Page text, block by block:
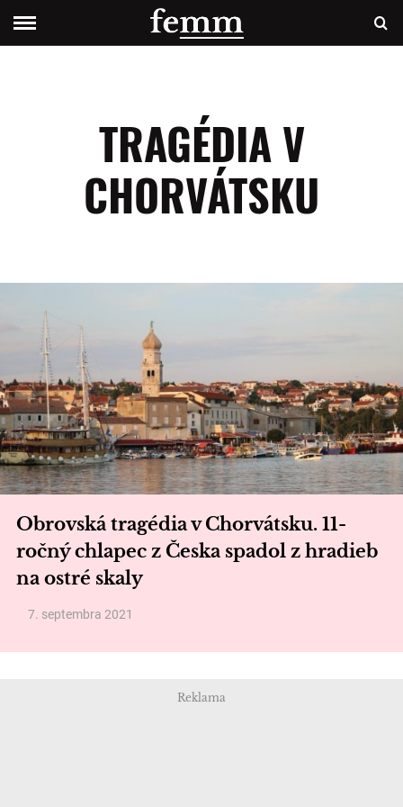
TRAGÉDIA V
CHORVÁTSKU
Obrovská tragédia v Chorvátsku. 11-
ročný chlapec z Česka spadol z hradieb
na ostré skaly
7. septembra 2021
Reklama